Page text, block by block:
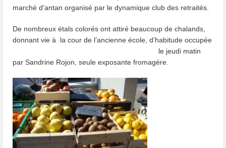
marché d’antan organisé par le dynamique club des retraités.
De nombreux étals colorés ont attiré beaucoup de chalands,
donnant vie à la cour de l’ancienne école, d’habitudeoccupée
le jeudi matin
par Sandrine Rojon, seule exposante fromagère.